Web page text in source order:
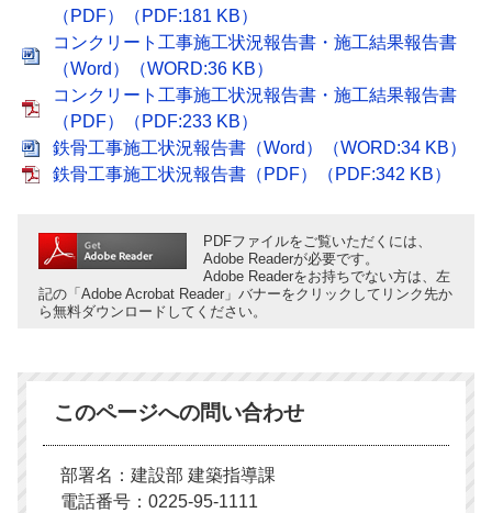
（PDF）（PDF:181 KB）
コンクリート工事施工状況報告書・施工結果報告書
（Word）（WORD:36 KB）
コンクリート工事施工状況報告書・施工結果報告書
（PDF）（PDF:233 KB）
鉄骨工事施工状況報告書（Word）（WORD:34 KB）
鉄骨工事施工状況報告書（PDF）（PDF:342 KB）
PDFファイルをご覧いただくには、
Adobe Readerが必要です。
Adobe Readerをお持ちでない方は、左
記の「Adobe Acrobat Reader」バナーをクリックしてリンク先か
ら無料ダウンロードしてください。
このページへの問い合わせ
部署名：建設部 建築指導課
電話番号：0225-95-1111